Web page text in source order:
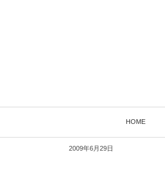
HOME
2009年6月29日